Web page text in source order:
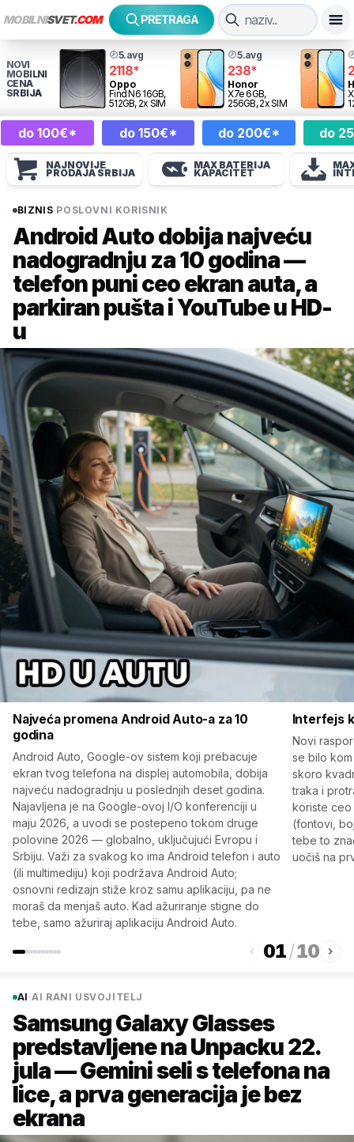
MOBILNISVET.COM PRETRAGA
NOVI
MOBILNI
CENA
SRBIJA
5.avg
2118*
Oppo
Find N6 16GB,
512GB, 2x SIM
5.avg
238*
Honor
X7e 6GB,
256GB, 2x SIM
do 100€* do 150€* do 200€* do
NAJNOVIJE
PRODAJA SRBIJA
MAX BATERIJA
KAPACITET
BIZNIS·POSLOVNI KORISNIK
Android Auto dobija najveću
nadogradnju za 10 godina —
telefon puni ceo ekran auta, a
parkiran pušta i YouTube u HD-
u
Najveća promena Android Auto-a za 10
godina
Android Auto, Google-ov sistem koji prebacuje
ekran tvog telefona na displej automobila, dobija
najveću nadogradnju u poslednjih deset godina.
Najavljena je na Google-ovoj I/O konferenciji u
maju 2026, a uvodi se postepeno tokom druge
polovine 2026 — globalno, uključujući Evropu i
Srbiju. Važi za svakog ko ima Android telefon i auto
(ili multimediju) koji podržava Android Auto;
osnovni redizajn stiže kroz samu aplikaciju, pa ne
moraš da menjaš auto. Kad ažuriranje stigne do
tebe, samo ažuriraj aplikaciju Android Auto.
Interfejs
Novi
se bilo
skoro
traka i
koriste ceo
(fontovi,
tebe to
uočiš na
01/10
AI ·AI RANI USVOJITELJ
Samsung Galaxy Glasses
predstavljene na Unpacku 22.
jula — Gemini seli s telefona na
lice, a prva generacija je bez
ekrana